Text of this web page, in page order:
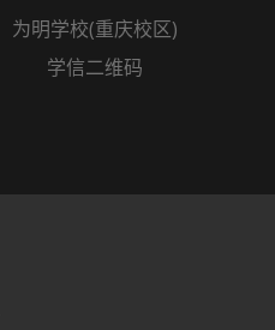
为明学校(重庆校区)
学信二维码